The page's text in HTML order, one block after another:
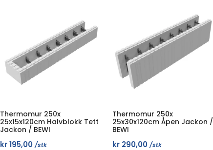
Thermomur 250x
25x15x120cm Halvblokk Tett
Jackon / BEWI
kr195,00 /stk
Thermomur 250x
25x30x120cm Åpen Jackon /
BEWI
kr290,00 /stk